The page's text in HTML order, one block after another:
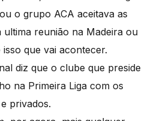
o grupo ACA aceitava as
ultima reunião na Madeira ou
que vai acontecer.
diz que o clube que preside
na Primeira Liga com os
privados.